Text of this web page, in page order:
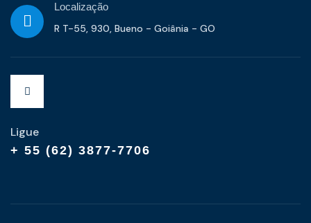
Localização
R T-55, 930, Bueno - Goiânia - GO
Ligue
+ 55 (62) 3877-7706